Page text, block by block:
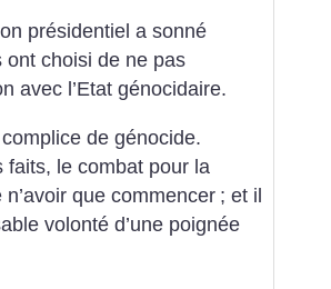
présidentiel a sonné
ont choisi de ne pas
avec l’Etat génocidaire.
de génocide.
faits, le combat pour la
que commencer ; et il
volonté d’une poignée